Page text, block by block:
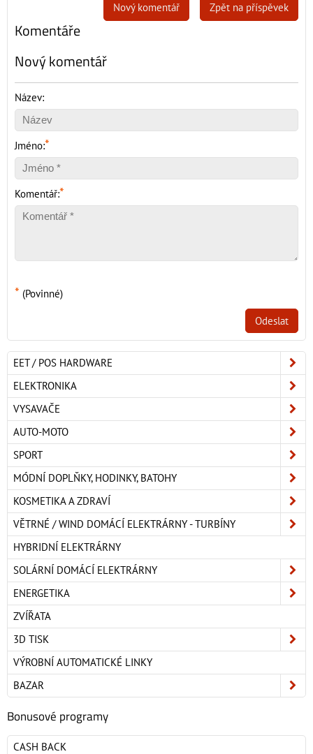
Zpět na příspěvek
Nový komentář
Komentáře
Nový komentář
Název:
Jméno:*
Komentář:*
* (Povinné)
Odeslat
EET / POS HARDWARE
ELEKTRONIKA
VYSAVAČE
AUTO-MOTO
SPORT
MÓDNÍ DOPLŇKY, HODINKY, BATOHY
KOSMETIKA A ZDRAVÍ
VĚTRNÉ / WIND DOMÁCÍ ELEKTRÁRNY - TURBÍNY
HYBRIDNÍ ELEKTRÁRNY
SOLÁRNÍ DOMÁCÍ ELEKTRÁRNY
ENERGETIKA
ZVÍŘATA
3D TISK
VÝROBNÍ AUTOMATICKÉ LINKY
BAZAR
Bonusové programy
CASH BACK